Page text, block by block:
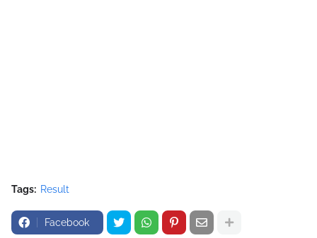
Tags: Result
Facebook